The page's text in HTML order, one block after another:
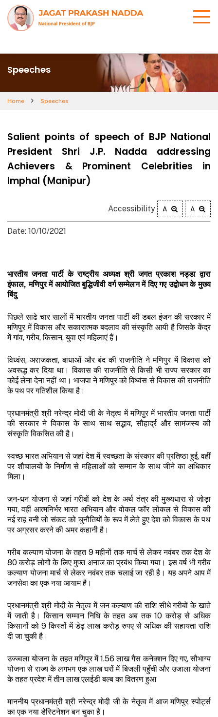
Speeches
Home Speeches
Salient points of speech of BJP National
President Shri J.P. Nadda addressing
Achievers & Prominent Celebrities in
Imphal (Manipur)
Accessibility A A
Date: 10/10/2021
भारतीय जनता पार्टी के राष्ट्रीय अध्यक्ष श्री जगत प्रकाश नड्डा द्वारा
इंफाल, मणिपुर में आयोजित बुद्धिजीवी वर्ग सम्मेलन में दिए गए उद्बोधन के मुख्य
बिंदु
पिछले साढे चार सालों में भारतीय जनता पार्टी की डबल इंजन की सरकार में
मणिपुर में विकास और सकारात्मक बदलाव की संस्कृति आयी है जिसके केंद्र
में गांव, गरीब, किसान, युवा एवं महिलाएं हैं।
विध्वंस, अराजकता, बाधाओं और बंद की राजनीति ने मणिपुर में विकास को
अवरूद्ध कर दिया था। विकास की राजनीति से किसी भी राज्य सरकार का
कोई लेना देना नहीं था। भाजपा ने मणिपुर को विध्वंस से विकास की राजनीति
के पथ पर गतिशील किया है।
प्रधानमंत्री श्री नरेन्द्र मोदी जी के नेतृत्व में मणिपुर में भारतीय जनता पार्टी
की सरकार ने विकास के साथ साथ सद्भाव, सौहार्द्र और सामंजस्य की
संस्कृति विकसित की है।
स्वच्छ भारत अभियान से जहां देश में स्वच्छता के संस्कार की प्रतिष्ठा हुई, वहीं
पर शौचालयों के निर्माण से महिलाओं को सम्मान के साथ जीने का अधिकार
मिला।
जन-धन योजना से जहां गरीबों को देश के अर्थ तंत्र की मुख्यधारा से जोड़ा
गया, वहीं आत्मनिर्भर भारत अभियान और वोकल फॉर लोकल से विकास की
नई राह बनी जो संकट को चुनौतियों के रूप में लेते हुए देश को विकास के पथ
पर अग्रसर करने की अमर कहानी है।
गरीब कल्याण योजना के तहत 9 महीनों तक मार्च से लेकर नवंबर तक देश के
80 करोड़ लोगों के लिए मुफ्त अनाज का प्रबंध किया गया। इस वर्ष भी गरीब
कल्याण योजना मार्च से लेकर नवंबर तक चलाई जा रही है। यह अपने आप में
जनसेवा का एक नया आयाम है।
प्रधानमंत्री श्री मोदी के नेतृत्व में जन कल्याण की राशि सीधे गरीबों के खाते
में जाती है। किसान सम्मान निधि के तहत अब तक 10 करोड़ से अधिक
किसानों को 9 किस्तों में डेढ़ लाख करोड़ रुपए से अधिक की सहायता राशि
दी जा चुकी है।
उज्ज्वला योजना के तहत मणिपुर में 1.56 लाख गैस कनेक्शन दिए गए, सौभाग्य
योजना से राज्य के लगभग एक लाख घरों में बिजली पहुँची और उजाला योजना
के तहत प्रदेश में तीन लाख एलईडी बल्ब का वितरण हुआ
माननीय प्रधानमंत्री श्री नरेन्द्र मोदी जी के नेतृत्व में आज मणिपुर स्पोर्ट्स
का एक नया डेस्टिनेशन बन चुका है।